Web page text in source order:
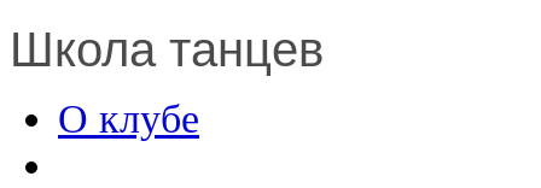
Школа танцев
О клубе